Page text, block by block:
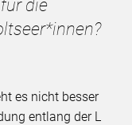
die
es nicht besser
entlang der L